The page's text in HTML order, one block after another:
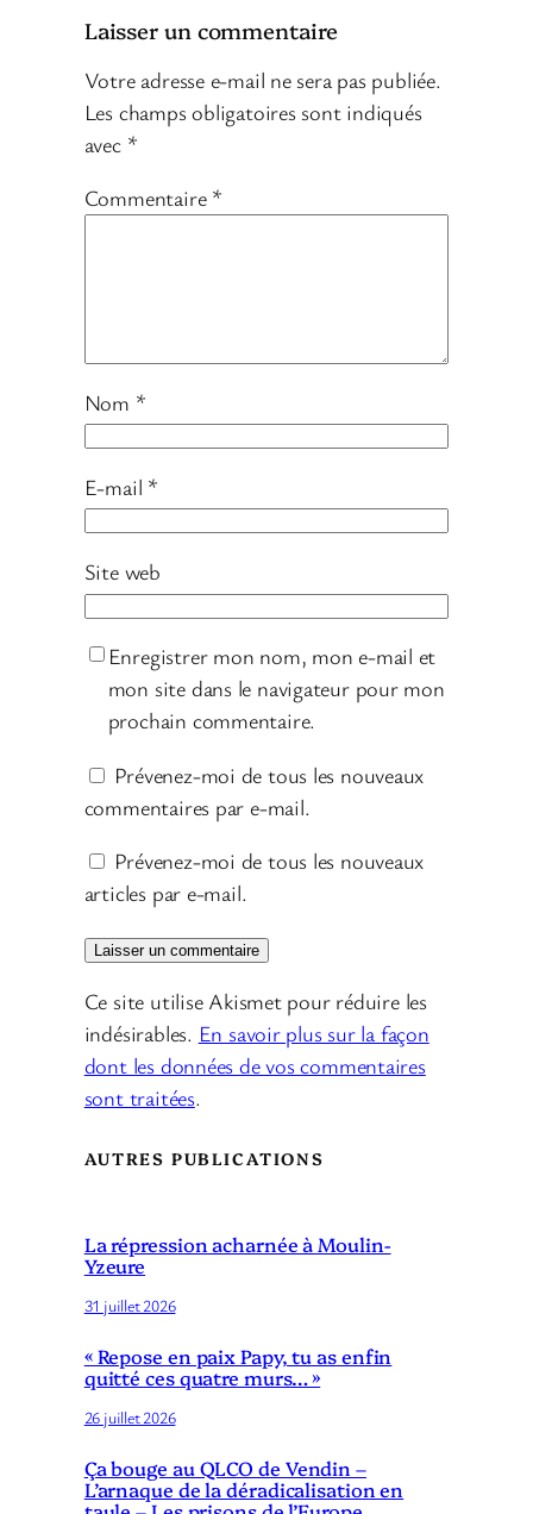
Laisser un commentaire
Votre adresse e-mail ne sera pas publiée.
Les champs obligatoires sont indiqués
avec *
Commentaire *
Nom *
E-mail *
Site web
Enregistrer mon nom, mon e-mail et
mon site dans le navigateur pour mon
prochain commentaire.
Prévenez-moi de tous les nouveaux
commentaires par e-mail.
Prévenez-moi de tous les nouveaux
articles par e-mail.
Ce site utilise Akismet pour réduire les
indésirables. En savoir plus sur la façon
dont les données de vos commentaires
sont traitées.
AUTRES PUBLICATIONS
La répression acharnée à Moulin-
Yzeure
31 juillet 2026
« Repose en paix Papy, tu as enfin
quitté ces quatre murs… »
26 juillet 2026
Ça bouge au QLCO de Vendin –
L’arnaque de la déradicalisation en